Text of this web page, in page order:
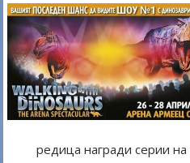
редица награди серии на